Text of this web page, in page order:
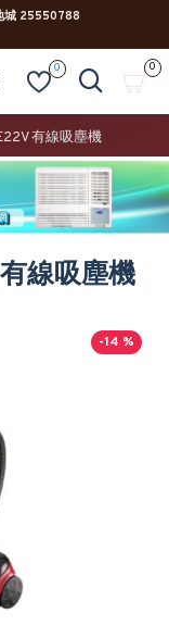
城 25550788
0 0
有線吸塵機
線吸塵機
-14 %